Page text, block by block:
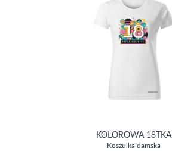
KOLOROWA 18TKA
Koszulka damska